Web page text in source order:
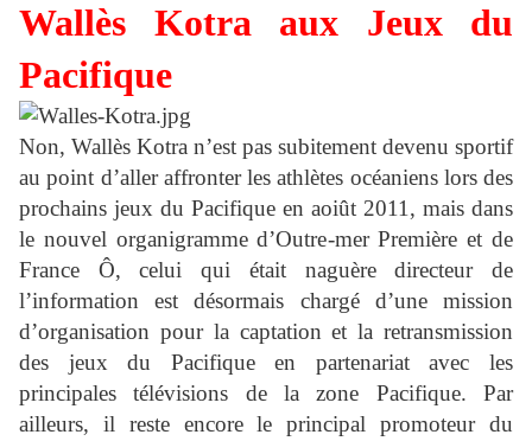
Wallès Kotra aux Jeux du
Pacifique
Non, Wallès Kotra n’est pas subitement devenu sportif
au point d’aller affronter les athlètes océaniens lors des
prochains jeux du Pacifique en aoiût 2011, mais dans
le nouvel organigramme d’Outre-mer Première et de
France Ô, celui qui était naguère directeur de
l’information est désormais chargé d’une mission
d’organisation pour la captation et la retransmission
des jeux du Pacifique en partenariat avec les
principales télévisions de la zone Pacifique. Par
ailleurs, il reste encore le principal promoteur du